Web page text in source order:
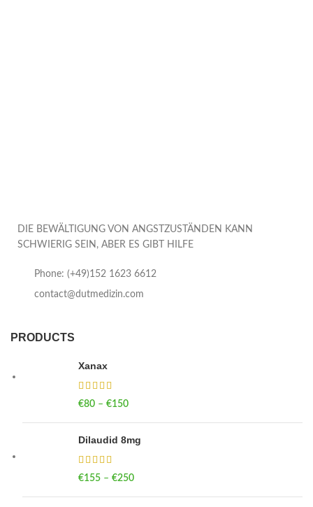
DIE BEWÄLTIGUNG VON ANGSTZUSTÄNDEN KANN
SCHWIERIG SEIN, ABER ES GIBT HILFE
Phone: (+49)152 1623 6612
contact@dutmedizin.com
PRODUCTS
Xanax
€80 – €150
Dilaudid 8mg
€155 – €250